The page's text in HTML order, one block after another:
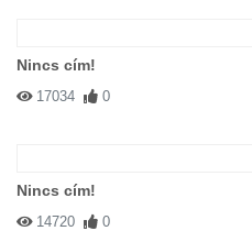
Nincs cím!
17034 0
Nincs cím!
14720 0